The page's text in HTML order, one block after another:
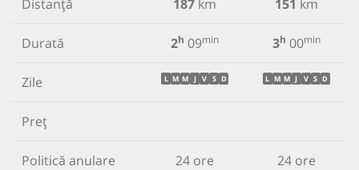
Distanță 187 km 151 km
Durată 2h 09min 3h 00min
Zile L M M J V S D L M M J V S D
Preț
Politică anulare 24 ore 24 ore